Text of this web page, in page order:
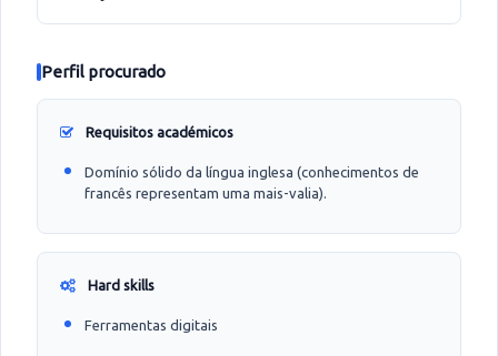
Perfil procurado
Requisitos académicos
Domínio sólido da língua inglesa (conhecimentos de
francês representam uma mais-valia).
Hard skills
Ferramentas digitais